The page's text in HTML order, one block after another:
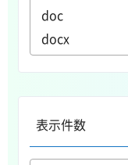
表示件数